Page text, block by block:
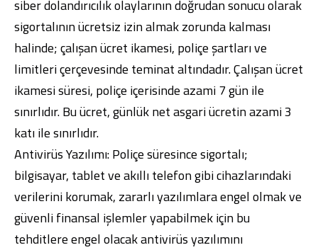
siber dolandırıcılık olaylarının doğrudan sonucu olarak
sigortalının ücretsiz izin almak zorunda kalması
halinde; çalışan ücret ikamesi, poliçe şartları ve
limitleri çerçevesinde teminat altındadır. Çalışan ücret
ikamesi süresi, poliçe içerisinde azami 7 gün ile
sınırlıdır. Bu ücret, günlük net asgari ücretin azami 3
katı ile sınırlıdır.
Antivirüs Yazılımı: Poliçe süresince sigortalı;
bilgisayar, tablet ve akıllı telefon gibi cihazlarındaki
verilerini korumak, zararlı yazılımlara engel olmak ve
güvenli finansal işlemler yapabilmek için bu
tehditlere engel olacak antivirüs yazılımını